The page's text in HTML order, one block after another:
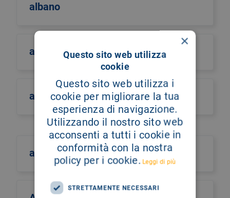
albano
albero della vita
alberto castiglione
alberto culotta
×
Questo sito web utilizza
cookie
Questo sito web utilizza i
cookie per migliorare la tua
esperienza di navigazione.
Utilizzando il nostro sito web
acconsenti a tutti i cookie in
conformità con la nostra
policy per i cookie. Leggi di più
STRETTAMENTE NECESSARI